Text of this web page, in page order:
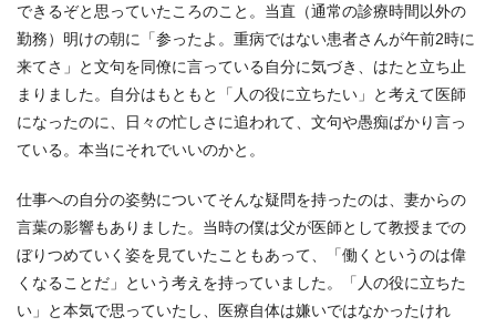
できるぞと思っていたころのこと。当直（通常の診療時間以外の
勤務）明けの朝に「参ったよ。重病ではない患者さんが午前2時に
来てさ」と文句を同僚に言っている自分に気づき、はたと立ち止
まりました。自分はもともと「人の役に立ちたい」と考えて医師
になったのに、日々の忙しさに追われて、文句や愚痴ばかり言っ
ている。本当にそれでいいのかと。
仕事への自分の姿勢についてそんな疑問を持ったのは、妻からの
言葉の影響もありました。当時の僕は父が医師として教授までの
ぼりつめていく姿を見ていたこともあって、「働くというのは偉
くなることだ」という考えを持っていました。「人の役に立ちた
い」と本気で思っていたし、医療自体は嫌いではなかったけれ